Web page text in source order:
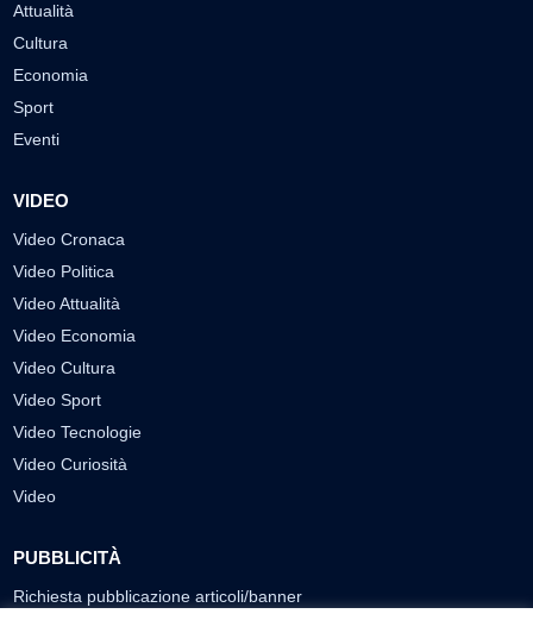
Attualità
Cultura
Economia
Sport
Eventi
VIDEO
Video Cronaca
Video Politica
Video Attualità
Video Economia
Video Cultura
Video Sport
Video Tecnologie
Video Curiosità
Video
PUBBLICITÀ
Richiesta pubblicazione articoli/banner